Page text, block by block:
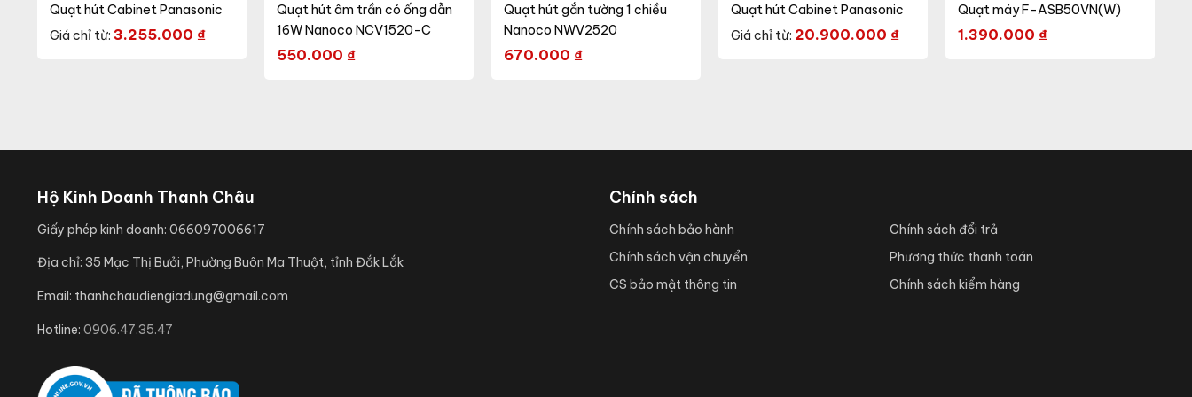
Quạt hút Cabinet Panasonic
Giá chỉ từ: 3.255.000 ₫
Quạt hút âm trần có ống dẫn
16W Nanoco NCV1520-C
550.000 ₫
Quạt hút gắn tường 1 chiều
Nanoco NWV2520
670.000 ₫
Quạt hút Cabinet Panasonic
Giá chỉ từ: 20.900.000 ₫
Quạt máy F-ASB50VN(W)
1.390.000 ₫
Hộ Kinh Doanh Thanh Châu
Giấy phép kinh doanh: 066097006617
Địa chỉ: 35 Mạc Thị Bưởi, Phường Buôn Ma Thuột, tỉnh Đắk Lắk
Email: thanhchaudiengiadung@gmail.com
Hotline: 0906.47.35.47
Chính sách
Chính sách bảo hành
Chính sách vận chuyển
CS bảo mật thông tin
Chính sách đổi trả
Phương thức thanh toán
Chính sách kiểm hàng